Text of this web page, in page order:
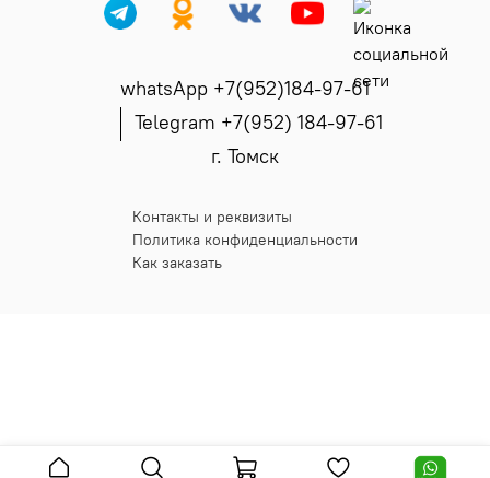
whatsApp +7(952)184-97-61
Telegram +7(952) 184-97-61
г. Томск
Контакты и реквизиты
Политика конфиденциальности
Как заказать